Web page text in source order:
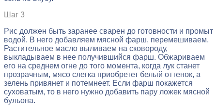
Шаг 3
Рис должен быть заранее сварен до готовности и промыт
водой. В него добавляем мясной фарш, перемешиваем.
Растительное масло выливаем на сковороду,
выкладываем в нее получившийся фарш. Обжариваем
его на среднем огне до того момента, когда лук станет
прозрачным, мясо слегка приобретет белый оттенок, а
зелень привянет и потемнеет. Если фарш покажется
суховатым, то в него нужно добавить пару ложек мясной
бульона.